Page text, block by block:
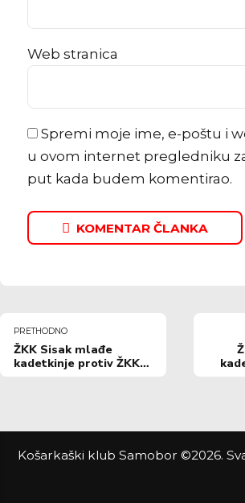
Web stranica
Spremi moje ime, e-poštu i
u ovom internet pregledniku
put kada budem komentirao.
KOMENTAR ČLANKA
PRETHODNO
ŽKK Sisak mlađe
kadetkinje protiv ŽKK
Košarkaški klub Samobor ©2026.